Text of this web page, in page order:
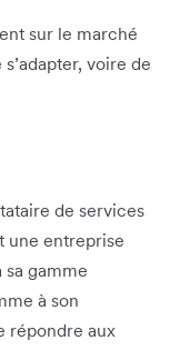
sur le marché
voire de
de services
une entreprise
gamme
à son
répondre aux